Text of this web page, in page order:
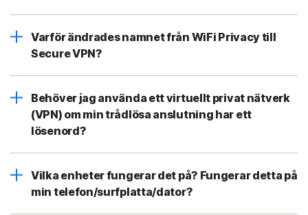
Varför ändrades namnet från WiFi Privacy till
Secure VPN?
Behöver jag använda ett virtuellt privat nätverk
(VPN) om min trådlösa anslutning har ett
lösenord?
Vilka enheter fungerar det på? Fungerar detta på
min telefon/surfplatta/dator?